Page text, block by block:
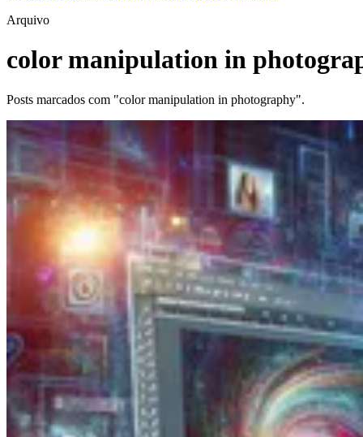
Arquivo
color manipulation in
Posts marcados com "color manipulation in photography".